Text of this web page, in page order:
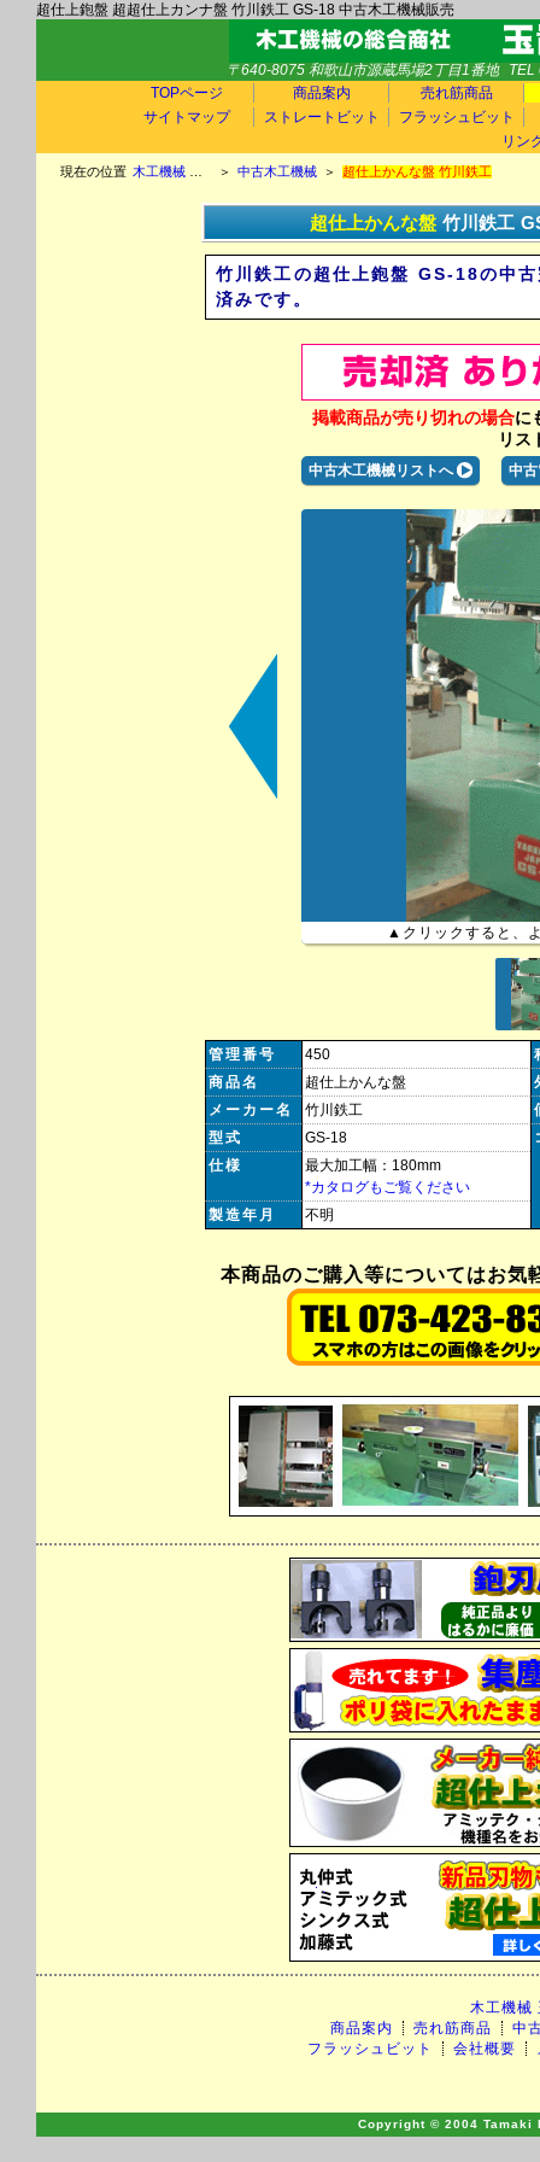
超仕上鉋盤 超超仕上カンナ盤 竹川鉄工 GS-18 中古木工機械販売
〒640-8075 和歌山市源蔵馬場2丁目1番地
TEL
TOPページ
商品案内
売れ筋商品
サイトマップ
ストレートビット
フラッシュビット
リン
現在の位置 ＞ 中古木工機械 ＞ 超仕上かんな盤 竹川鉄工
超仕上かんな盤 竹川鉄工
竹川鉄工の超仕上鉋盤 GS-18の中
済みです。
掲載商品が売り切れの場合に
リス
中古木工機械リストへ 中
▲クリックすると、
管理番号
450
商品名
超仕上かんな盤
メーカー名
竹川鉄工
型式
GS-18
仕様
最大加工幅：180mm
*カタログもご覧ください
製造年月
不明
本商品のご購入等についてはお気
木工機械
商品案内
売れ筋商品
中
フラッシュビット
会社概要
Copyright © 2004